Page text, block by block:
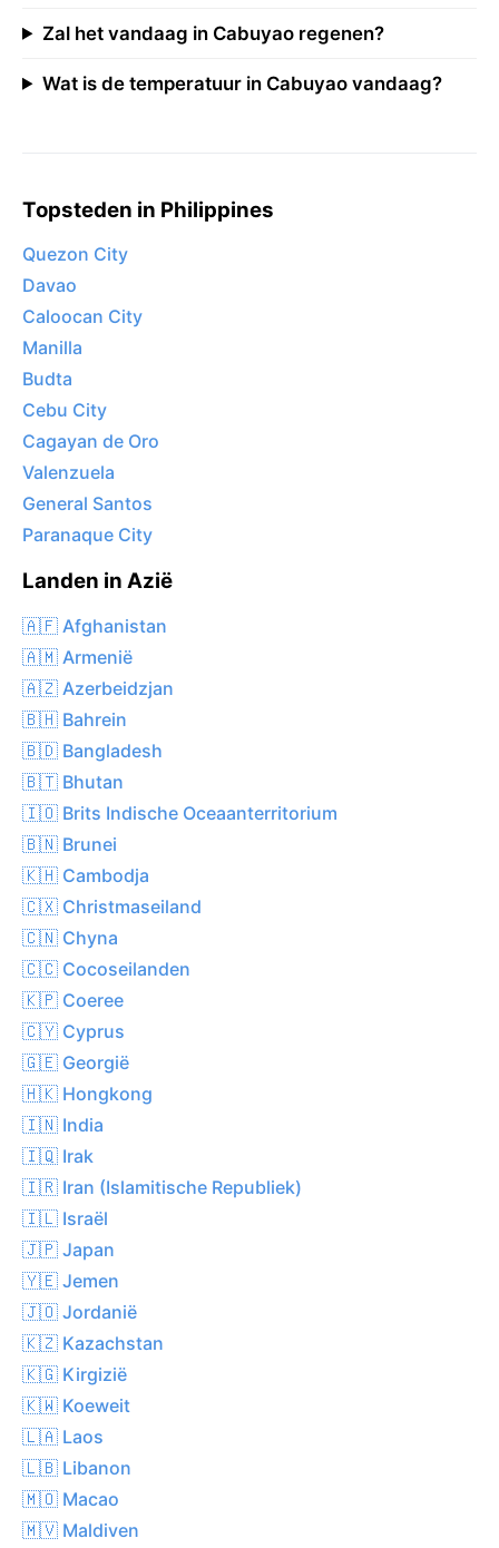
Zal het vandaag in Cabuyao regenen?
Wat is de temperatuur in Cabuyao vandaag?
Topsteden in Philippines
Quezon City
Davao
Caloocan City
Manilla
Budta
Cebu City
Cagayan de Oro
Valenzuela
General Santos
Paranaque City
Landen in Azië
🇦🇫 Afghanistan
🇦🇲 Armenië
🇦🇿 Azerbeidzjan
🇧🇭 Bahrein
🇧🇩 Bangladesh
🇧🇹 Bhutan
🇮🇴 Brits Indische Oceaanterritorium
🇧🇳 Brunei
🇰🇭 Cambodja
🇨🇽 Christmaseiland
🇨🇳 Chyna
🇨🇨 Cocoseilanden
🇰🇵 Coeree
🇨🇾 Cyprus
🇬🇪 Georgië
🇭🇰 Hongkong
🇮🇳 India
🇮🇶 Irak
🇮🇷 Iran (Islamitische Republiek)
🇮🇱 Israël
🇯🇵 Japan
🇾🇪 Jemen
🇯🇴 Jordanië
🇰🇿 Kazachstan
🇰🇬 Kirgizië
🇰🇼 Koeweit
🇱🇦 Laos
🇱🇧 Libanon
🇲🇴 Macao
🇲🇻 Maldiven